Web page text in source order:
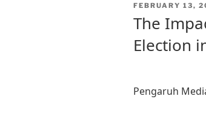
POSTED
FEBRUARY 13,
The
Election
Pengaruh